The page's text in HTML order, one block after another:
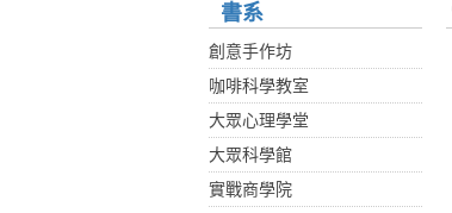
書系
創意手作坊
咖啡科學教室
大眾心理學堂
大眾科學館
實戰商學院